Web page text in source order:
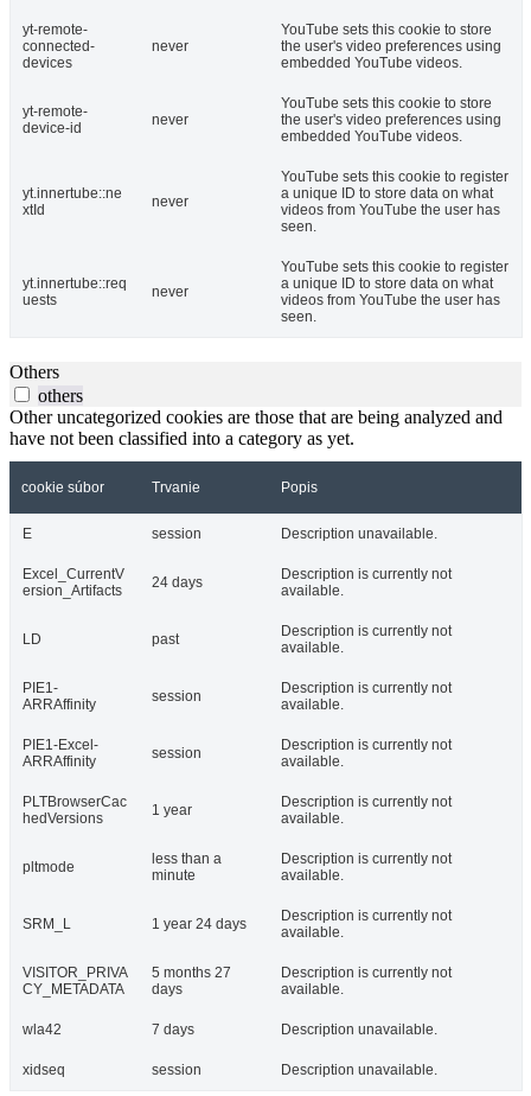
yt-remote-
connected-
devices
never
YouTube sets this cookie to store
the user's video preferences using
embedded YouTube videos.
yt-remote-
device-id
never
YouTube sets this cookie to store
the user's video preferences using
embedded YouTube videos.
yt.innertube::ne
xtId
never
YouTube sets this cookie to register
a unique ID to store data on what
videos from YouTube the user has
seen.
yt.innertube::req
uests
never
YouTube sets this cookie to register
a unique ID to store data on what
videos from YouTube the user has
seen.
Others
others
Other uncategorized cookies are those that are being analyzed and
have not been classified into a category as yet.
cookie súbor Trvanie Popis
E session Description unavailable.
Excel_CurrentV
ersion_Artifacts
24 days
Description is currently not
available.
LD past
Description is currently not
available.
PIE1-
ARRAffinity
session
Description is currently not
available.
PIE1-Excel-
ARRAffinity
session
Description is currently not
available.
PLTBrowserCac
hedVersions
1 year
Description is currently not
available.
pltmode
less than a
minute
Description is currently not
available.
SRM_L 1 year 24 days
Description is currently not
available.
VISITOR_PRIVA
CY_METADATA
5 months 27
days
Description is currently not
available.
wla42 7 days Description unavailable.
xidseq session Description unavailable.